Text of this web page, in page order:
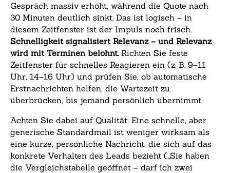
Gespräch massiv erhöht, während die Quote nach
30 Minuten deutlich sinkt. Das ist logisch – in
diesem Zeitfenster ist der Impuls noch frisch.
Schnelligkeit signalisiert Relevanz – und Relevanz
wird mit Terminen belohnt.Richten Sie feste
Zeitfenster für schnelles Reagieren ein (z. B. 9–11
Uhr, 14–16 Uhr) und prüfen Sie, ob automatische
Erstnachrichten helfen, die Wartezeit zu
überbrücken, bis jemand persönlich übernimmt.
Achten Sie dabei auf Qualität: Eine schnelle, aber
generische Standardmail ist weniger wirksam als
eine kurze, persönliche Nachricht, die sich auf das
konkrete Verhalten des Leads bezieht („Sie haben
die Vergleichstabelle geöffnet – darf ich zwei